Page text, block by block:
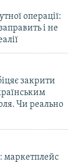
операції:
і не
закрити
Чи реально
маркетплейс